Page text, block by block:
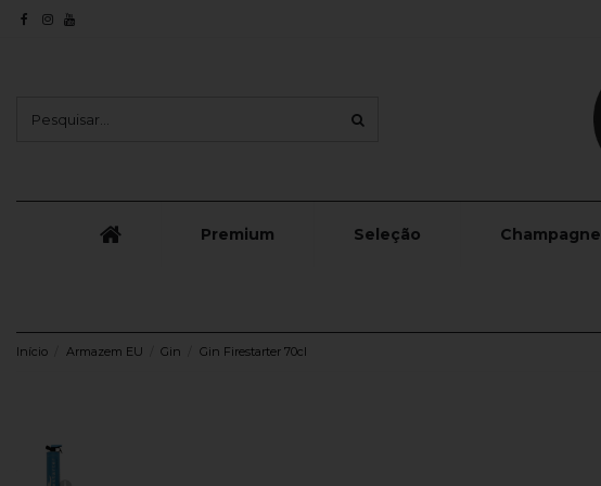
Premium Seleção Champagne
Início Armazem EU Gin Gin Firestarter 70cl